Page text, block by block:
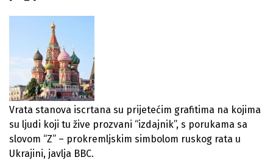
Vrata stanova iscrtana su prijetećim grafitima na kojima
su ljudi koji tu žive prozvani “izdajnik”, s porukama sa
slovom “Z” – prokremljskim simbolom ruskog rata u
Ukrajini, javlja BBC.